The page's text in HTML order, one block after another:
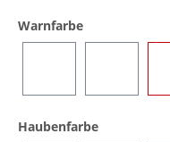
Warnfarbeauswählen
Haubenfarbeauswählen